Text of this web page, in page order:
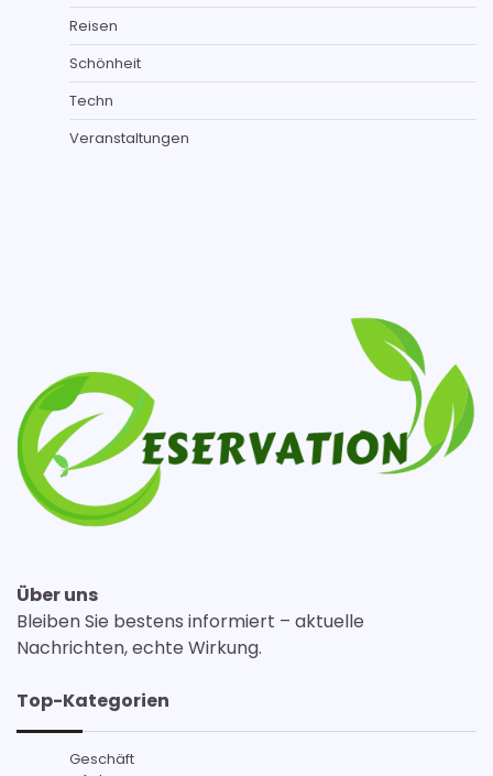
Reisen
Schönheit
Techn
Veranstaltungen
Über uns
Bleiben Sie bestens informiert – aktuelle
Nachrichten, echte Wirkung.
Top-Kategorien
Geschäft